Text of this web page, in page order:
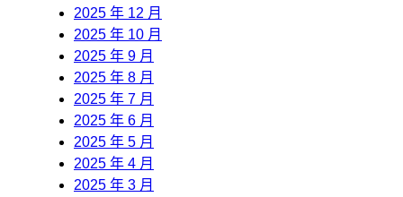
2025 年 12 月
2025 年 10 月
2025 年 9 月
2025 年 8 月
2025 年 7 月
2025 年 6 月
2025 年 5 月
2025 年 4 月
2025 年 3 月